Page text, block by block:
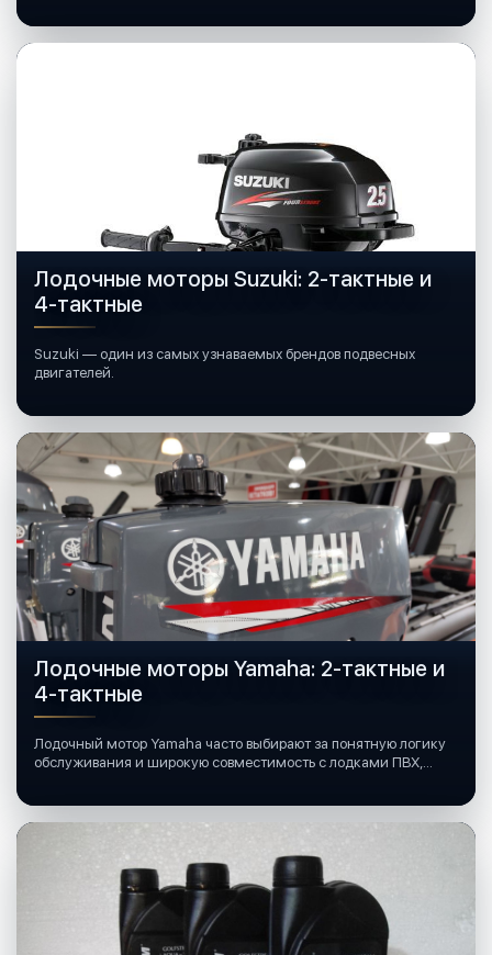
Лодочные моторы Suzuki: 2-тактные и
4-тактные
Suzuki — один из самых узнаваемых брендов подвесных
двигателей.
Лодочные моторы Yamaha: 2-тактные и
4-тактные
Лодочный мотор Yamaha часто выбирают за понятную логику
обслуживания и широкую совместимость с лодками ПВХ,